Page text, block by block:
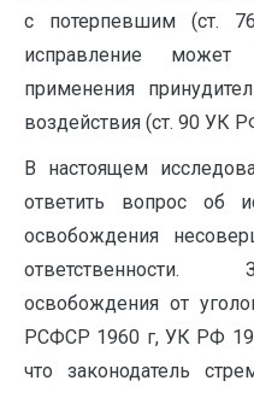
с потерпевшим (ст.
исправление может
применения
воздействия (ст. 90 УК
В настоящем
ответить вопрос об
освобождения
ответственности.
освобождения от
РСФСР 1960 г, УК РФ
что законодатель